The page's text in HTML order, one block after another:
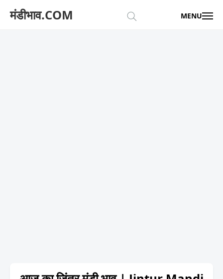
मंडीभाव.COM MENU